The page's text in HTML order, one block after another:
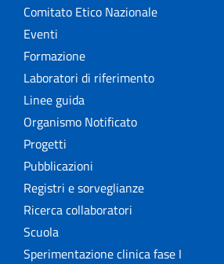
Comitato Etico Nazionale
Eventi
Formazione
Laboratori di riferimento
Linee guida
Organismo Notificato
Progetti
Pubblicazioni
Registri e sorveglianze
Ricerca collaboratori
Scuola
Sperimentazione clinica fase I